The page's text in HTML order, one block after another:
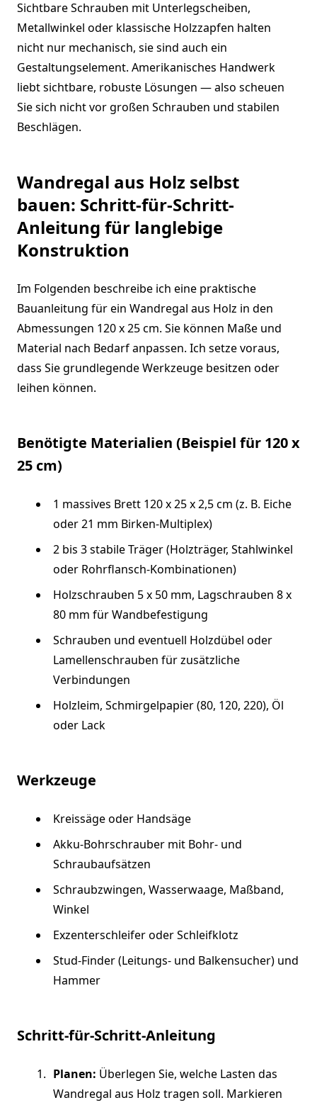
Sichtbare Schrauben mit Unterlegscheiben,
Metallwinkel oder klassische Holzzapfen halten
nicht nur mechanisch, sie sind auch ein
Gestaltungselement. Amerikanisches Handwerk
liebt sichtbare, robuste Lösungen — also scheuen
Sie sich nicht vor großen Schrauben und stabilen
Beschlägen.
Wandregal aus Holz selbst
bauen: Schritt-für-Schritt-
Anleitung für langlebige
Konstruktion
Im Folgenden beschreibe ich eine praktische
Bauanleitung für ein Wandregal aus Holz in den
Abmessungen 120 x 25 cm. Sie können Maße und
Material nach Bedarf anpassen. Ich setze voraus,
dass Sie grundlegende Werkzeuge besitzen oder
leihen können.
Benötigte Materialien (Beispiel für 120 x
25 cm)
1 massives Brett 120 x 25 x 2,5 cm (z. B. Eiche
oder 21 mm Birken-Multiplex)
2 bis 3 stabile Träger (Holzträger, Stahlwinkel
oder Rohrflansch-Kombinationen)
Holzschrauben 5 x 50 mm, Lagschrauben 8 x
80 mm für Wandbefestigung
Schrauben und eventuell Holzdübel oder
Lamellenschrauben für zusätzliche
Verbindungen
Holzleim, Schmirgelpapier (80, 120, 220), Öl
oder Lack
Werkzeuge
Kreissäge oder Handsäge
Akku-Bohrschrauber mit Bohr- und
Schraubaufsätzen
Schraubzwingen, Wasserwaage, Maßband,
Winkel
Exzenterschleifer oder Schleifklotz
Stud-Finder (Leitungs- und Balkensucher) und
Hammer
Schritt-für-Schritt-Anleitung
Planen: Überlegen Sie, welche Lasten das
Wandregal aus Holz tragen soll. Markieren